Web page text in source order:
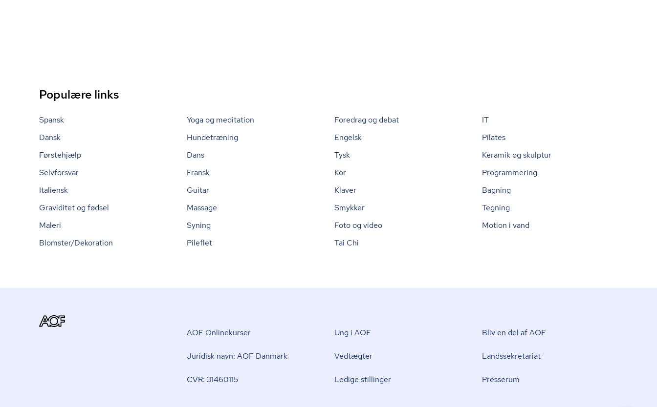
Populære links
Spansk Yoga og meditation Foredrag og debat
IT
Dansk
Hundetræning Engelsk
Pilates
Førstehjælp
Dans Tysk
Keramik og skulptur
Selvforsvar
Fransk Kor
Programmering
Italiensk
Guitar Klaver
Bagning
Graviditet og fødsel
Massage Smykker
Tegning
Maleri
Syning Foto og video
Motion i vand
Blomster/Dekoration
Pileflet Tai Chi
AOF Onlinekurser
Juridisk navn: AOF Danmark
CVR: 31460115
Ung i AOF
Vedtægter
Ledige stillinger
Bliv en del af AOF
Lands­se­kre­ta­ri­at
Presserum